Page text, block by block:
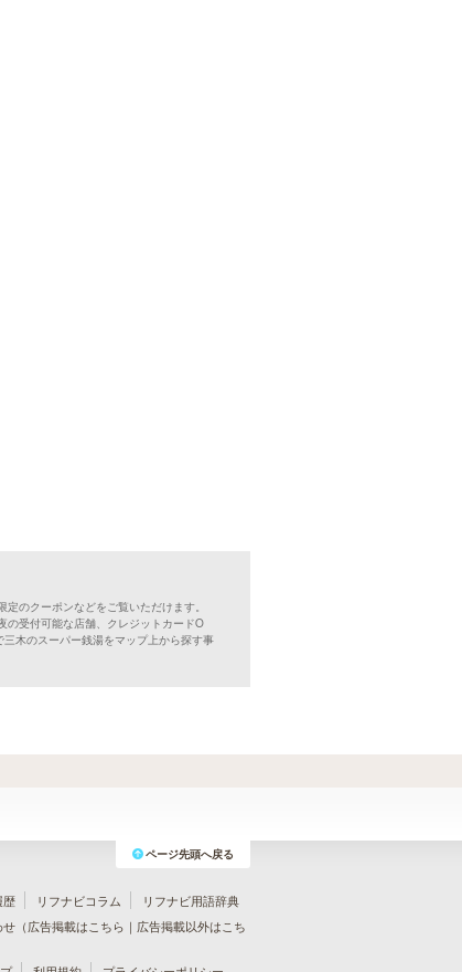
のクーポンなどをご覧いただけます。
の受付可能な店舗、クレジットカードO
木のスーパー銭湯をマップ上から探す事
ページ先頭へ戻る
歴 リフナビコラム
リフナビ用語辞典
（広告掲載はこちら ｜ 広告掲載以外はこち